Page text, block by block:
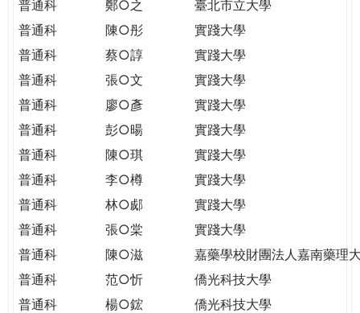
普通科
鄭○之
臺北市立大學
普通科
陳○彤
實踐大學
普通科
蔡○諄
實踐大學
普通科
張○文
實踐大學
普通科
廖○彥
實踐大學
普通科
彭○暘
實踐大學
普通科
陳○琪
實踐大學
普通科
李○樽
實踐大學
普通科
林○郕
實踐大學
普通科
張○棠
實踐大學
普通科
陳○滋
嘉藥學校財團法人嘉南藥理
普通科
范○忻
僑光科技大學
普通科
楊○鋐
僑光科技大學